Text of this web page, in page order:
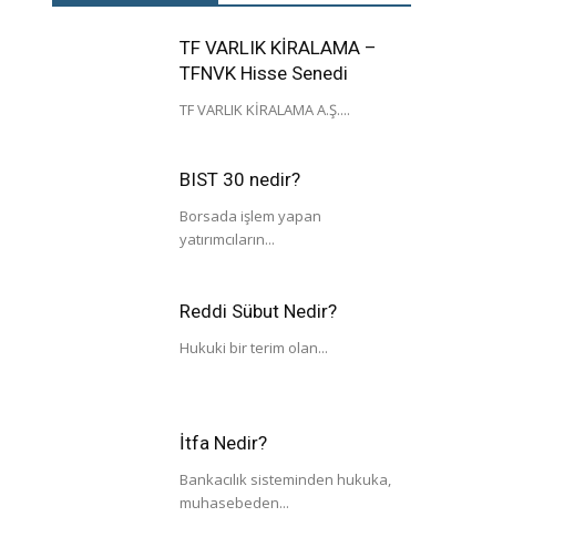
TF VARLIK KİRALAMA –
TFNVK Hisse Senedi
TF VARLIK KİRALAMA A.Ş....
BIST 30 nedir?
Borsada işlem yapan
yatırımcıların...
Reddi Sübut Nedir?
Hukuki bir terim olan...
İtfa Nedir?
Bankacılık sisteminden hukuka,
muhasebeden...